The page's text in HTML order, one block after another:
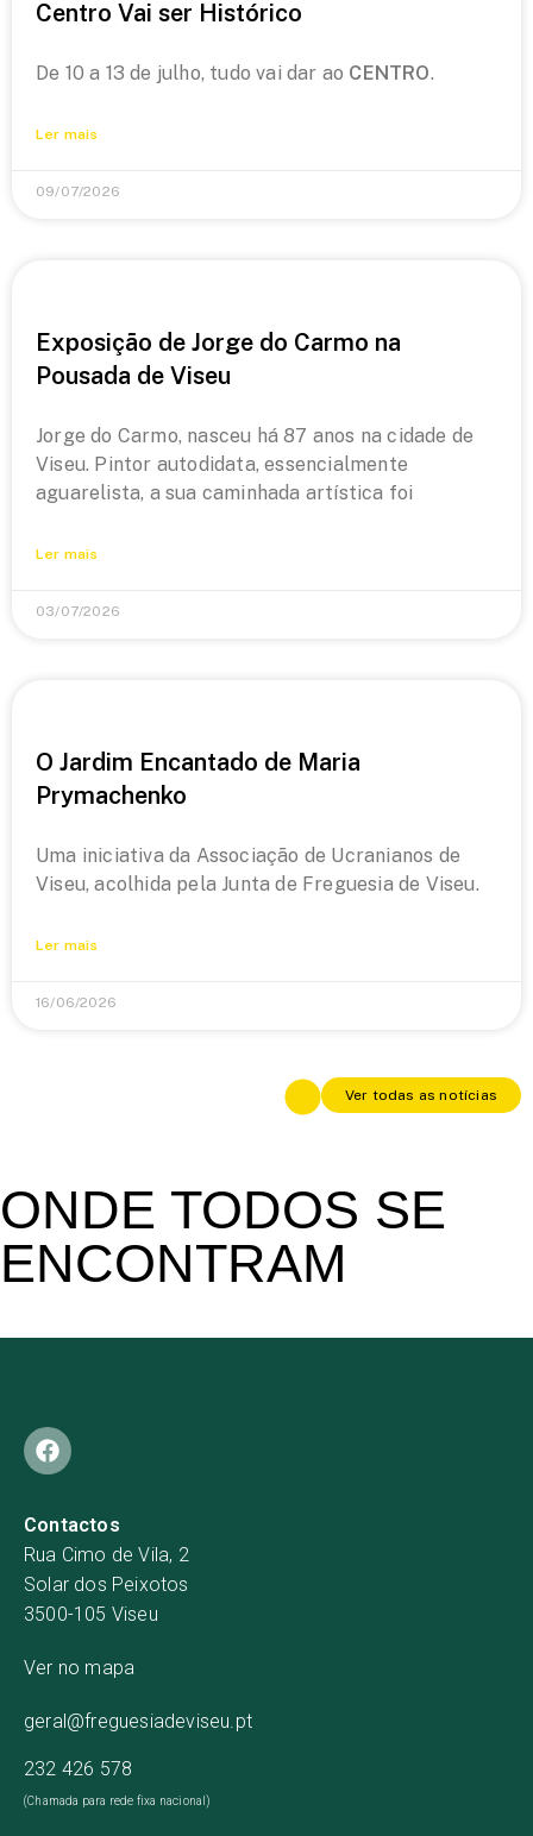
Centro Vai ser Histórico
De 10 a 13 de julho, tudo vai dar ao CENTRO.
Ler mais
09/07/2026
Exposição de Jorge do Carmo na
Pousada de Viseu
Jorge do Carmo, nasceu há 87 anos na cidade de
Viseu. Pintor autodidata, essencialmente
aguarelista, a sua caminhada artística foi
Ler mais
03/07/2026
O Jardim Encantado de Maria
Prymachenko
Uma iniciativa da Associação de Ucranianos de
Viseu, acolhida pela Junta de Freguesia de Viseu.
Ler mais
16/06/2026
Ver todas as notícias
ONDE TODOS SE
ENCONTRAM
Contactos
Rua Cimo de Vila, 2
Solar dos Peixotos
3500-105 Viseu
Ver no mapa
geral@freguesiadeviseu.pt
232 426 578
(Chamada para rede fixa nacional)